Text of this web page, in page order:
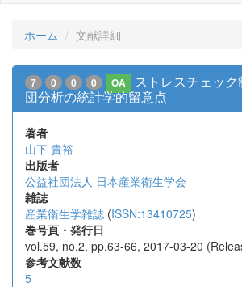
ホーム 文献詳細
7 0 0 0 OA
ストレスチェッ
団分析の統計学的留意点
著者
山下 貴裕
出版者
公益社団法人 日本産業衛生学会
雑誌
産業衛生学雑誌 (ISSN:13410725)
巻号頁・発行日
vol.59, no.2, pp.63-66, 2017-03-20
参考文献数
5